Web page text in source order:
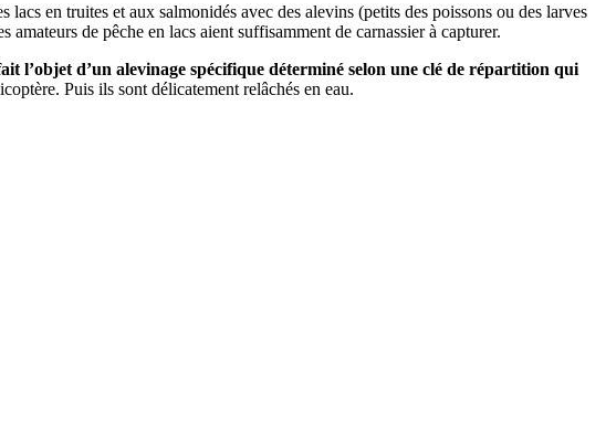
lacs en truites et aux salmonidés avec des alevins (petits des poissons ou des larves
de pêche en lacs aient suffisamment de carnassier à capturer.
l’objet d’un alevinage spécifique déterminé selon une clé de répartition qui
Puis ils sont délicatement relâchés en eau.